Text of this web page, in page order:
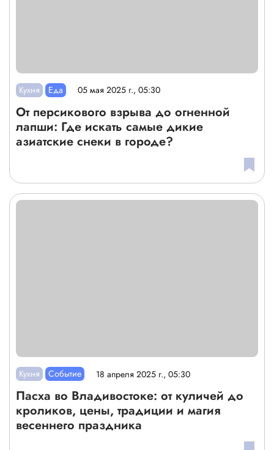
Кухня Еда 05 мая 2025 г., 05:30
От персикового взрыва до огненной
лапши: Где искать самые дикие
азиатские снеки в городе?
Кухня Событие 18 апреля 2025 г., 05:30
Пасха во Владивостоке: от куличей до
кроликов, цены, традиции и магия
весеннего праздника